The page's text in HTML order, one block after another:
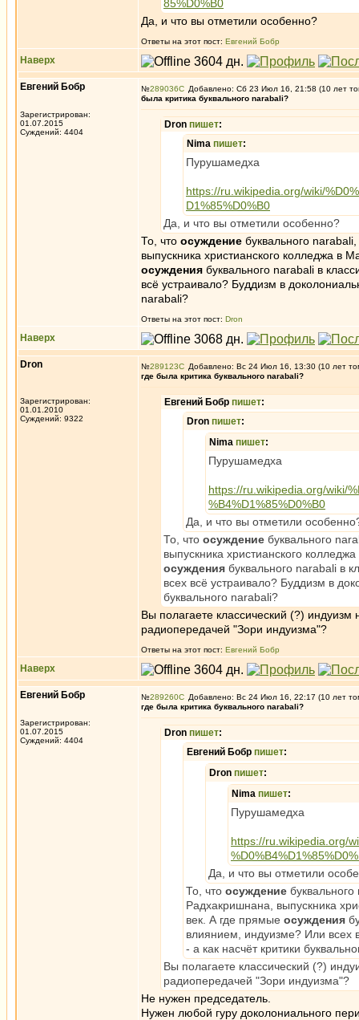
85%D0%B0
Да, и что вы отметили особенно?
Ответы на этот пост: Евгений Бобр
Наверх
Евгений Бобр
Зарегистрирован:
01.07.2015
Суждений: 4404
№289036
Добавлено: Сб 23 Июл 16, 21:58 (10 лет
была критика буквального narabali?
Dron пишет:
Nima пишет:
Пурушамедха
https://ru.wikipedia.org/wiki/
D1%85%D0%B0
Да, и что вы отметили особенно?
То, что осуждение буквального
выпускника христианского колледжа
осуждения буквального narabali в
всё устраивало? Буддизм в
narabali?
Ответы на этот пост: Dron
Наверх
Dron
Зарегистрирован:
01.01.2010
Суждений: 9322
№289123
Добавлено: Вс 24 Июл 16, 13:30 (10 лет
где была критика буквального narabali?
Евгений Бобр пишет:
Dron пишет:
Nima пишет:
Пурушамедха
https://ru.wikipedia.org/wiki/
%B4%D1%85%D0%B0
Да, и что вы отметили
То, что осуждение буквального
выпускника христианского
осуждения буквального narabali в
всех всё устраивало? Буддизм в
буквального narabali?
Вы полагаете классический (?)
радиопередачей "Зори индуизма"?
Ответы на этот пост: Евгений Бобр
Наверх
Евгений Бобр
Зарегистрирован:
01.07.2015
Суждений: 4404
№289260
Добавлено: Вс 24 Июл 16, 22:17 (10 лет
где была критика буквального narabali?
Dron пишет:
Евгений Бобр пишет:
Dron пишет:
Nima пишет:
Пурушамедха
https://ru.wikipedia.org/
Да, и что вы отметили
То, что осуждение
Радхакришнана, выпускника
век. А где прямые осуждения
влиянием, индуизме? Или всех
- а как насчёт критики
Вы полагаете классический (?)
радиопередачей "Зори индуизма"?
Не нужен председатель.
Нужен любой гуру доколониального